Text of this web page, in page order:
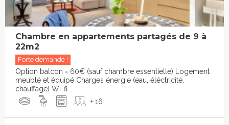
Chambre en appartements partagés de 9 à
22m2
Forte demande !
Option balcon = 60€ (sauf chambre essentielle) Logement
meublé et équipé Charges énergie (eau, éléctricité,
chauffage) Wi-fi ...
+ 16